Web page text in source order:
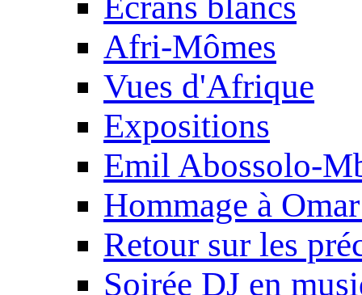
Afri-Mômes
Vues d'Afrique
Expositions
Emil Abossolo-
Hommage à
Retour sur les
Soirée DJ en